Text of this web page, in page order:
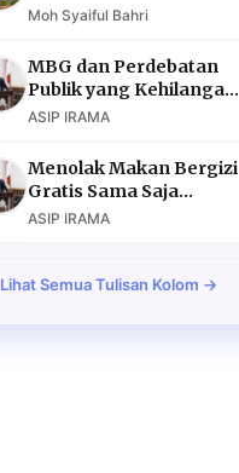
Moh Syaiful Bahri
MBG dan Perdebatan
Publik yang Kehilangan
Argumen
ASIP IRAMA
Menolak Makan Bergizi
Gratis Sama Saja
Menolak Masa Depan
ASIP IRAMA
Lihat Semua Tulisan Kolom →